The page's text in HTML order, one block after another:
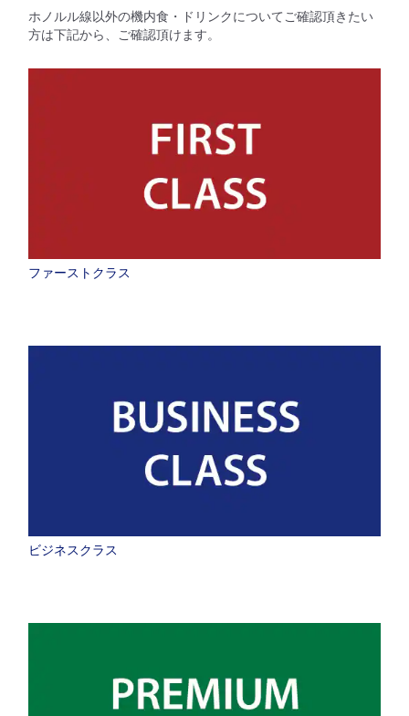
日付を選択
経由地および乗り継ぎ所要時間を追加する
復路出発日および時間帯
前後3日の運賃を検索
果画面にて最新の情報をご確認ください。
・表示金額には、運賃、燃油特別付加運賃 航空保険特別料金
の各種税金、料金などが含まれます。発券時に再計算するため、変動す
ホノルル線以外の機内食・ドリンクについてご確認頂きたい
方は下記から、ご確認頂けます。
ファーストクラス
ビジネスクラス